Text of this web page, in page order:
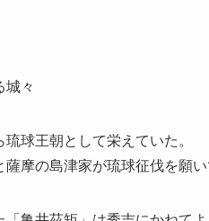
城々
球王朝として栄えていた。
摩の島津家が琉球征伐を願い